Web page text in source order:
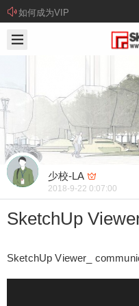
如何成为VIP
少校-LA
2018-9-22 0:07:00
SketchUp
SketchUp Viewer_
少校-LA @ SketchUp自
SketchUp Viewer